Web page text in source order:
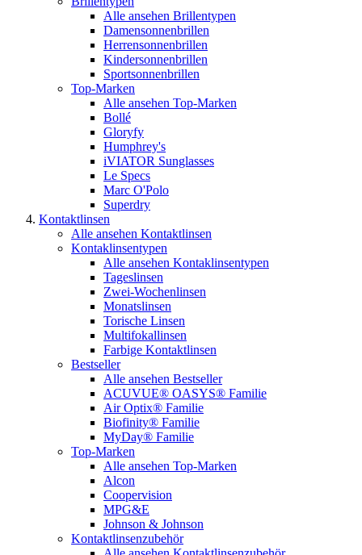
Alle ansehen Brillentypen
Damensonnenbrillen
Herrensonnenbrillen
Kindersonnenbrillen
Sportsonnenbrillen
Top-Marken
Alle ansehen Top-Marken
Bollé
Gloryfy
Humphrey's
iVIATOR Sunglasses
Le Specs
Marc O'Polo
Superdry
Kontaktlinsen
Alle ansehen Kontaktlinsen
Kontaklinsentypen
Alle ansehen Kontaklinsentypen
Tageslinsen
Zwei-Wochenlinsen
Monatslinsen
Torische Linsen
Multifokallinsen
Farbige Kontaktlinsen
Bestseller
Alle ansehen Bestseller
ACUVUE® OASYS® Familie
Air Optix® Familie
Biofinity® Familie
MyDay® Familie
Top-Marken
Alle ansehen Top-Marken
Alcon
Coopervision
MPG&E
Johnson & Johnson
Kontaktlinsenzubehör